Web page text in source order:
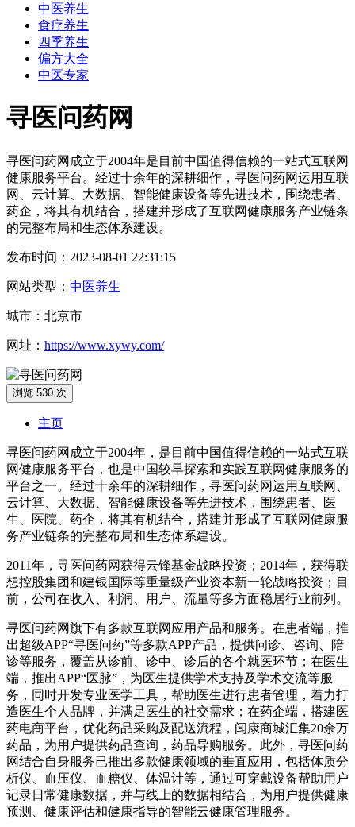
中医养生
食疗养生
四季养生
偏方大全
中医专家
寻医问药网
寻医问药网成立于2004年是目前中国值得信赖的一站式互联网
健康服务平台。经过十余年的深耕细作，寻医问药网运用互联
网、云计算、大数据、智能健康设备等先进技术，围绕患者、
药企，将其有机结合，搭建并形成了互联网健康服务产业链条
的完整布局和生态体系建设。
发布时间：2023-08-01 22:31:15
网站类型： 中医养生
城市：北京市
网址： https://www.xywy.com/
浏览 530 次
主页
寻医问药网成立于2004年，是目前中国值得信赖的一站式互联
网健康服务平台，也是中国较早探索和实践互联网健康服务的
平台之一。经过十余年的深耕细作，寻医问药网运用互联网、
云计算、大数据、智能健康设备等先进技术，围绕患者、医
生、医院、药企，将其有机结合，搭建并形成了互联网健康服
务产业链条的完整布局和生态体系建设。
2011年，寻医问药网获得云锋基金战略投资；2014年，获得联
想控股集团和建银国际等重量级产业资本新一轮战略投资；目
前，公司在收入、利润、用户、流量等多方面稳居行业前列。
寻医问药网旗下有多款互联网应用产品和服务。在患者端，推
出超级APP“寻医问药”等多款APP产品，提供问诊、咨询、陪
诊等服务，覆盖从诊前、诊中、诊后的各个就医环节；在医生
端，推出APP“医脉”，为医生提供学术支持及学术交流等服
务，同时开发专业医学工具，帮助医生进行患者管理，着力打
造医生个人品牌，并满足医生的社交需求；在药企端，搭建医
药电商平台，优化药品采购及配送流程，闻康商城汇集20余万
药品，为用户提供药品查询，药品导购服务。此外，寻医问药
网结合自身服务已推出多款健康领域的垂直应用，包括体质分
析仪、血压仪、血糖仪、体温计等，通过可穿戴设备帮助用户
记录日常健康数据，并与线上的数据相结合，为用户提供健康
预测、健康评估和健康指导的智能云健康管理服务。